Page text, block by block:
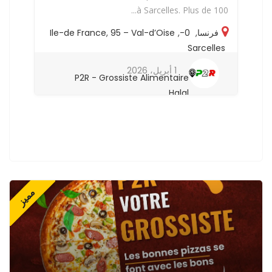
à Sarcelles. Plus de 100...
فرنسا,
0-Ile-de France
, 95 – Val-d’Oise ,
Sarcelles
P2R - Grossiste Alimentaire
Halal
1 أبريل، 2026
مميز